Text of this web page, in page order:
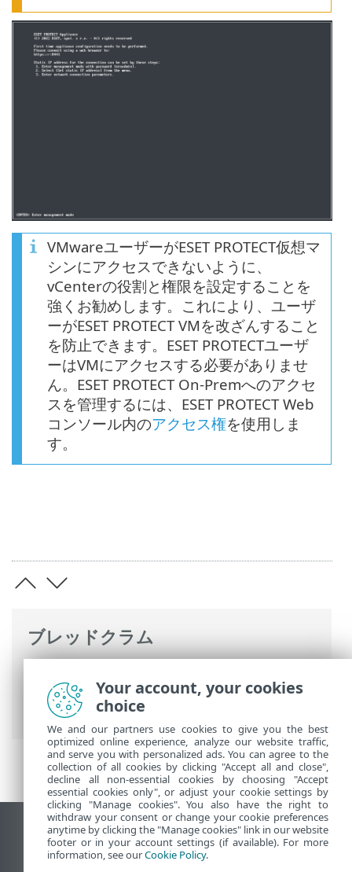
ブレッドクラム
On-Prem
>ESET PROTECT仮想アプライア
ンスの展開> VMware vSphere/ESXi
VMwareユーザーがESET PROTECT仮想マ
シンにアクセスできないように、
vCenterの役割と権限を設定することを
強くお勧めします。これにより、ユーザ
ーがESET PROTECT VMを改ざんすること
を防止できます。ESET PROTECTユーザ
ーはVMにアクセスする必要がありませ
ん。ESET PROTECT On-Premへのアクセ
スを管理するには、ESET PROTECT Web
コンソール内のアクセス権を使用しま
す。
デスクトップサイトの表示
End of Life
Your account, your cookies
choice
We and our partners use cookies to give you the best
optimized online experience, analyze our website traffic,
and serve you with personalized ads. You can agree to the
collection of all cookies by clicking "Accept all and close",
decline all non-essential cookies by choosing "Accept
essential cookies only", or adjust your cookie settings by
clicking "Manage cookies". You also have the right to
withdraw your consent or change your cookie preferences
anytime by clicking the "Manage cookies" link in our website
footer or in your account settings (if available). For more
information, see ourCookie Policy.